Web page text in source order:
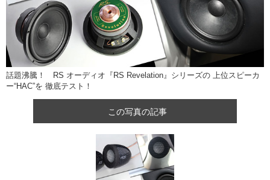
話題沸騰！ RS オーディオ『RS Revelation』シリーズの 上位スピーカ
ー“HAC”を 徹底テスト！
この写真の記事